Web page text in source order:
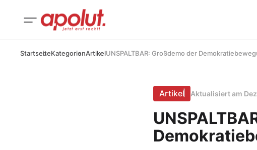
StartseiteKategorienArtikelUNSPALTBAR: Großdemo der
Artikel Aktualisiert am